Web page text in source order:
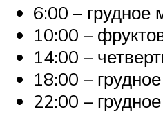
6:00 – грудное
10:00 –
14:00 –
18:00 –
22:00 –